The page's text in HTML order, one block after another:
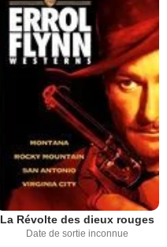
La Révolte des dieux rouges
Date de sortie inconnue